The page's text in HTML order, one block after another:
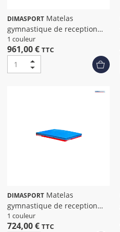
DIMASPORT
gymnastique de reception
dima 120 x 200 x 20 cm
1 couleur
961,00 € TTC
DIMASPORT
gymnastique de reception
dima 120 x 200 x 20 cm
1 couleur
724,00 € TTC